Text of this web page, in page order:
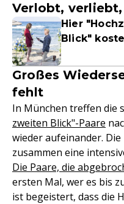
Verlobt,
Hier
Blick"
Großes
fehlt
In München treffen die
zweiten Blick"-Paare
wieder aufeinander.
zusammen eine
Die Paare, die
ersten Mal, wer es bis
ist begeistert, dass die